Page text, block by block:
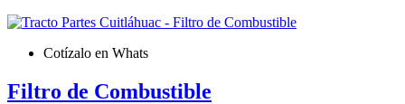
Cotízalo en Whats
Filtro de Combustible